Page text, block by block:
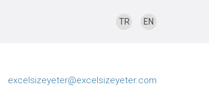
TR EN
excelsizeyeter@excelsizeyeter.com